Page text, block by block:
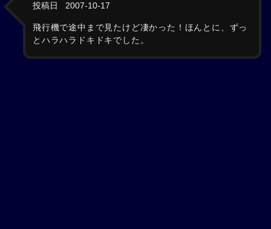
投稿日
2007-10-17
飛行機で途中まで見たけど凄かった！ほんとに、ずっ
とハラハラドキドキでした。